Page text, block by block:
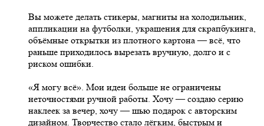
Вы можете делать стикеры, магниты на холодильник,
аппликации на футболки, украшения для скрапбукинга,
объёмные открытки из плотного картона — всё, что
раньше приходилось вырезать вручную, долго и с
риском ошибки.
«Я могу всё». Мои идеи больше не ограничены
неточностями ручной работы. Хочу — создаю серию
наклеек за вечер, хочу — шью подарок с авторским
дизайном. Творчество стало лёгким, быстрым и